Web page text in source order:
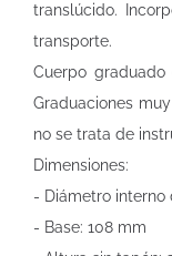
translúcido.
transporte.
Cuerpo
Graduaciones
no se trata de
Dimensiones:
- Diámetro interno
- Base: 108 mm